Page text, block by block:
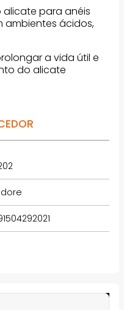
alicate para anéis
ambientes ácidos,
a vida útil e
do alicate